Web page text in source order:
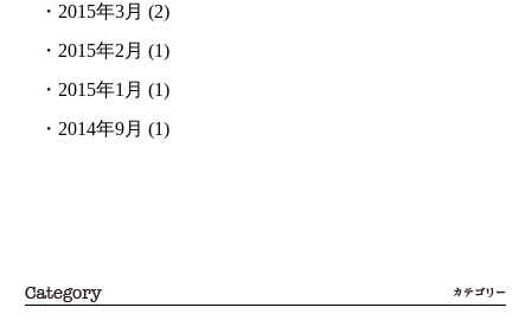
・2015年3月 (2)
・2015年2月 (1)
・2015年1月 (1)
・2014年9月 (1)